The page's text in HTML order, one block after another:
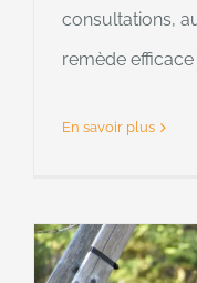
consultations,
remède efficace
En savoir plus